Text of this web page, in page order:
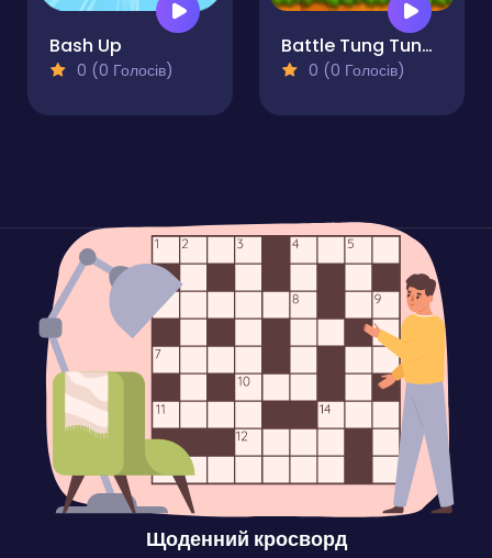
Bash Up
0 (0 Голосів)
Battle Tung Tung Sahur 2Player
0 (0 Голосів)
Щоденний кросворд